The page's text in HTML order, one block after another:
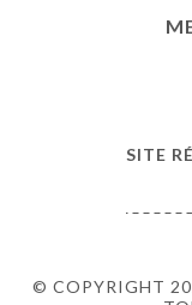
© COPYRIGHT
SITE